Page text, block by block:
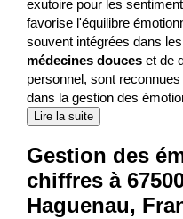
exutoire pour les
favorise l'équilibre
souvent intégrées dans
médecines douceset de
personnel, sont
dans la gestion des
Lire la suite
Gestion des
chiffres à
Haguenau,